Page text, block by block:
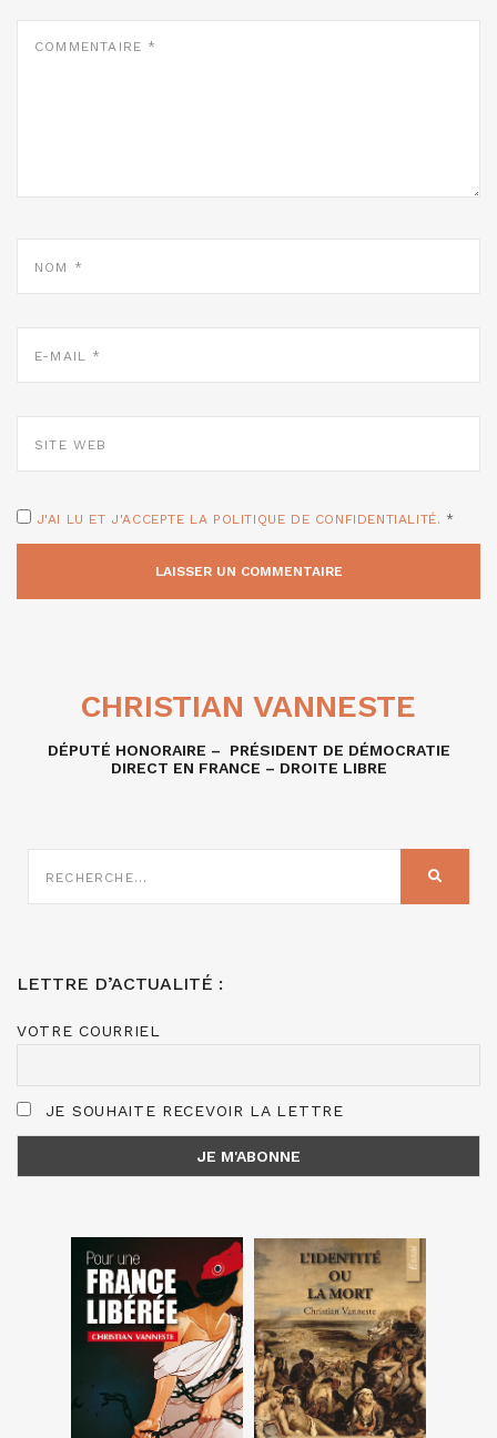
MAIL
WEB
J'AI LU ET J'ACCEPTE LA POLITIQUE DE CONFIDENTIALITÉ. *
CHRISTIAN VANNESTE
DÉPUTÉ HONORAIRE – PRÉSIDENT DE DÉMOCRATIE
DIRECT EN FRANCE – DROITE LIBRE
SUR
LETTRE D’ACTUALITÉ :
VOTRE COURRIEL
JE SOUHAITE RECEVOIR LA LETTRE